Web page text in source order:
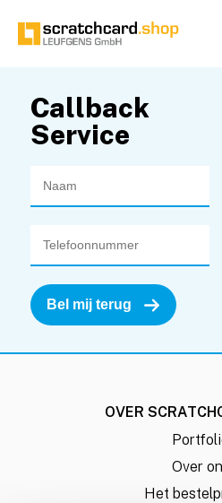
Callback
Service
OVER
Over
Het